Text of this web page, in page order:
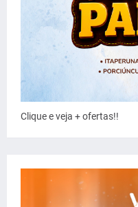
Clique e veja + ofertas!!